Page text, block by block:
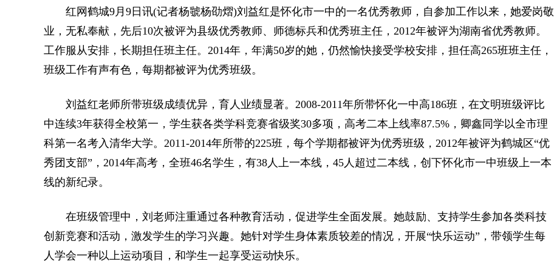
红网鹤城9月9日讯(记者杨虢杨劭熠)刘益红是怀化市一中的一名优秀教师，自参加工作以来，她爱岗敬
业，无私奉献，先后10次被评为县级优秀教师、师德标兵和优秀班主任，2012年被评为湖南省优秀教师。
工作服从安排，长期担任班主任。2014年，年满50岁的她，仍然愉快接受学校安排，担任高265班班主任，
班级工作有声有色，每期都被评为优秀班级。
刘益红老师所带班级成绩优异，育人业绩显著。2008-2011年所带怀化一中高186班，在文明班级评比
中连续3年获得全校第一，学生获各类学科竞赛省级奖30多项，高考二本上线率87.5%，卿鑫同学以全市理
科第一名考入清华大学。2011-2014年所带的225班，每个学期都被评为优秀班级，2012年被评为鹤城区“优
秀团支部”，2014年高考，全班46名学生，有38人上一本线，45人超过二本线，创下怀化市一中班级上一本
线的新纪录。
在班级管理中，刘老师注重通过各种教育活动，促进学生全面发展。她鼓励、支持学生参加各类科技
创新竞赛和活动，激发学生的学习兴趣。她针对学生身体素质较差的情况，开展“快乐运动”，带领学生每
人学会一种以上运动项目，和学生一起享受运动快乐。